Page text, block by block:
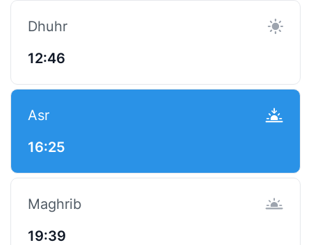
Dhuhr
12:46
Asr
16:25
Maghrib
19:39